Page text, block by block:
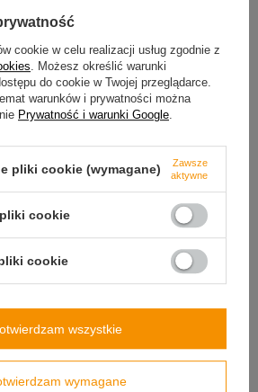
markę z tłumu? Wybierz
nadrukiem lub grawerem
Takie projekty realizujemy od 24
logo lub grafikę w formacie
*.pdf, *.ai, w rozdzielczości
a my przygotujemy dla
cookie w celu realizacji usług zgodnie z
. Możesz określić warunki
do cookie w Twojej przeglądarce.
warunków i prywatności można
Prywatność i warunki Google.
pliki cookie (wymagane)
Zawsze
aktywne
cookie
cookie
wymagane
wszystkie